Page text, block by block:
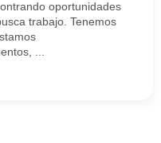
oportunidades
trabajo. Tenemos
...